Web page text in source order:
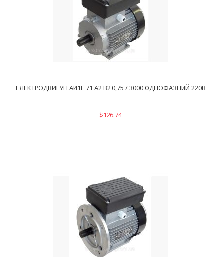
ЕЛЕКТРОДВИГУН АИ1Е 71 А2 В2 0,75 / 3000 ОДНОФАЗНИЙ 220В
$126.74